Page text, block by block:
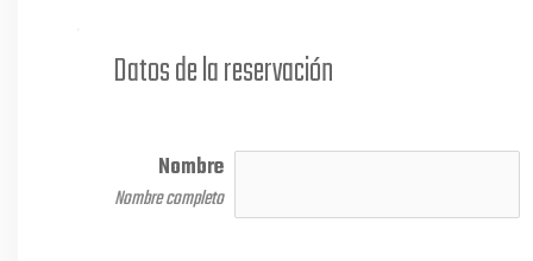
Datos de la reservación
Nombre
Nombre completo